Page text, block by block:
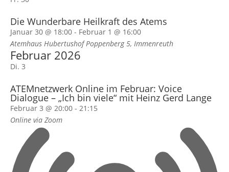
Die Wunderbare Heilkraft des Atems
Januar 30 @ 18:00- Februar 1 @ 16:00
Atemhaus HubertushofPoppenberg 5, Immenreuth
Februar 2026
Di. 3
ATEMnetzwerk Online im Februar: Voice
Dialogue – „Ich bin viele“ mit Heinz Gerd Lange
Februar 3 @ 20:00- 21:15
Online via Zoom